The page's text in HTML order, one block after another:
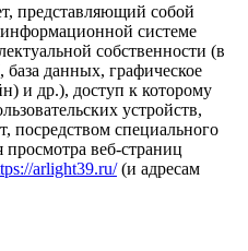
представляющий собой
системе
собственности (в
данных, графическое
и др.), доступ к которому
устройств,
посредством специального
веб-страниц
arlight39.ru/(и адресам